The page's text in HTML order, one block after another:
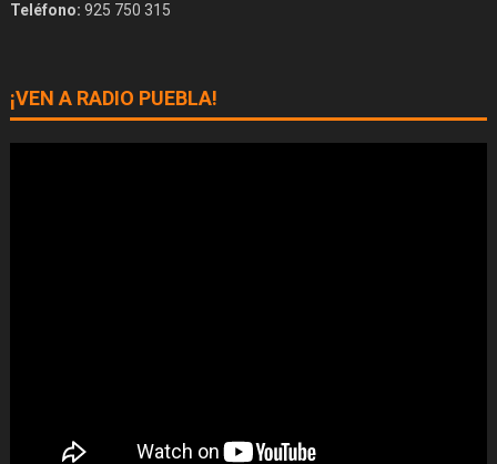
Teléfono: 925 750 315
¡VEN A RADIO PUEBLA!